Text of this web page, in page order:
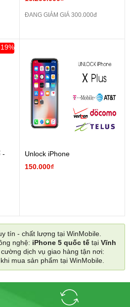
ĐANG GIẢM GIÁ 300.000đ
-
Unlock iPhone
150.000₫
tín - chất lượng tại WinMobile.
nghệ: iPhone 5 quốc tế tại Vĩnh
dịch vụ giao hàng tận nơi:
mua sản phẩm tại WinMobile.